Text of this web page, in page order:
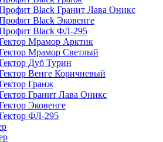
Black Гранит Лава Оникс
Black Эковенге
Black ФЛ-295
Мрамор Арктик
Мрамор Светлый
Дуб Турин
Венге Коричневый
Гранж
Гранит Лава Оникс
Эковенге
ФЛ-295